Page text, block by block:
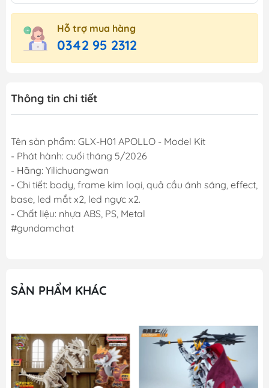
Hỗ trợ mua hàng
0342 95 2312
Thông tin chi tiết
Tên sản phẩm: GLX-H01 APOLLO - Model Kit
- Phát hành: cuối tháng 5/2026
- Hãng: Yilichuangwan
- Chi tiết: body, frame kim loại, quả cầu ánh sáng, effect,
base, led mắt x2, led ngực x2.
- Chất liệu: nhựa ABS, PS, Metal
#gundamchat
SẢN PHẨM KHÁC